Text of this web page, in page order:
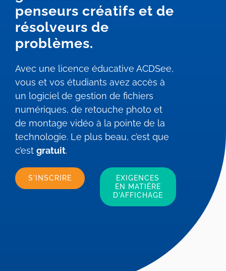
penseurs créatifs et de
résolveurs de
problèmes.
Avec une licence éducative ACDSee,
vous et vos étudiants avez accès à
un logiciel de gestion de fichiers
numériques, de retouche photo et
de montage vidéo à la pointe de la
technologie. Le plus beau, c’est que
c’est gratuit.
S'INSCRIRE
EXIGENCES
EN MATIÈRE
D'AFFICHAGE